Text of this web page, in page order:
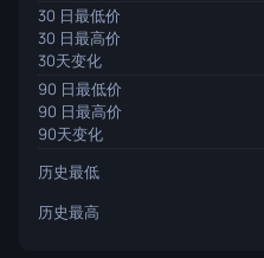
30 日最低价
30 日最高价
30天变化
90 日最低价
90 日最高价
90天变化
历史最低
历史最高